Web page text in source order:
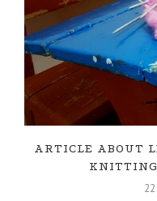
ARTICLE ABOUT